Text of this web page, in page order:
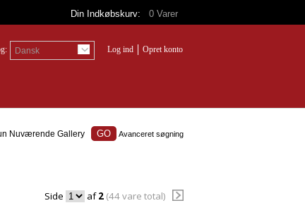
Din Indkøbskurv: 0 Varer
Dansk Log ind Opret konto
Nuværende Gallery Avanceret søgning
Side af2 (44 vare total)